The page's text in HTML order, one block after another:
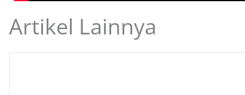
Artikel Lainnya